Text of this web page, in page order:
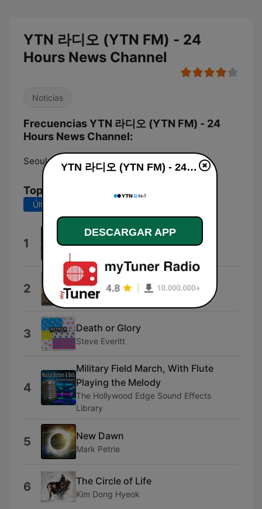
YTN 라디오 (YTN FM) - 24
Hours News Channel
Noticias
Frecuencias YTN 라디오 (YTN FM) - 24
Hours News Channel:
Seoul: 94.5 FM
Top Canciones
Últimos 7 días
1 Ascap
2 Heroic Undertaking
Second Suspense
3 Death or Glory
Steve Everitt
4
Military Field March, With Flute
Playing the Melody
The Hollywood Edge Sound Effects
Library
5 New Dawn
Mark Petrie
6 The Circle of Life
Kim Dong Hyeok
YTN 라디오 (YTN FM) - 24 Hours News Channel en vivo
DESCARGAR APP